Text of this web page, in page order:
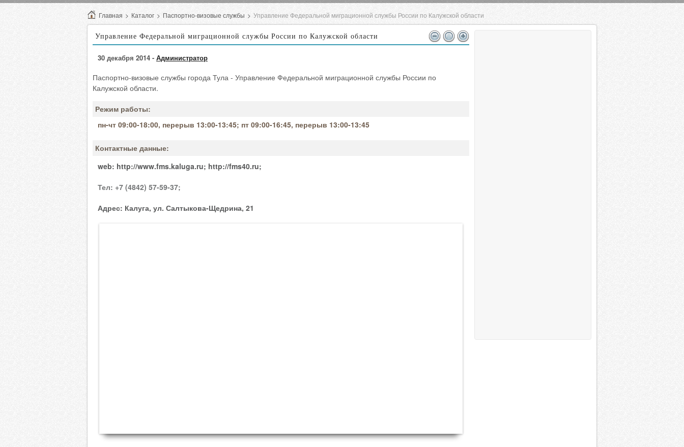
Главная > Каталог > Паспортно-визовые службы > Управление Федеральной миграционной службы России по Калужской области
Управление Федеральной миграционной службы России по Калужской области
30 декабря 2014 - Администратор
Паспортно-визовые службы города Тула - Управление Федеральной миграционной службы России по
Калужской области.
Режим работы:
пн-чт 09:00-18:00, перерыв 13:00-13:45; пт 09:00-16:45, перерыв 13:00-13:45
Контактные данные:
web: http://www.fms.kaluga.ru; http://fms40.ru;
Тел: +7 (4842) 57-59-37;
Адрес: Калуга, ул. Салтыкова-Щедрина, 21